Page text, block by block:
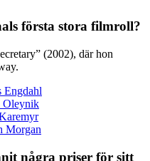
första stora filmroll?
(2002), där hon
Engdahl
Oleynik
Morgan
några priser för sitt